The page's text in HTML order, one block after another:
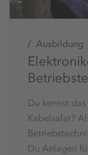
Ausbildung
Du kennst
Kabelsalat?
Du Anlagen